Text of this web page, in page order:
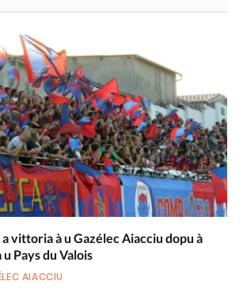
vittoria à u Gazélec Aiacciu dopu à
Pays du Valois
AIACCIU